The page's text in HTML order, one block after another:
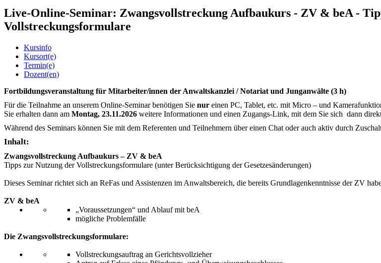
Live-Online-Seminar: Zwangsvollstreckung Aufbaukurs - ZV & beA -
Vollstreckungsformulare
Kursinfo
Kursort(e)
Termin(e)
Dozent(en)
Fortbildungsveranstaltung für Mitarbeiter/innen der Anwaltskanzlei / Notariat und Junganwälte (3 h)
Für die Teilnahme an unserem Online-Seminar benötigen Sie nur einen PC, Tablet, etc. mit Micro – und
Sie erhalten dann am Montag, 23.11.2026 weitere Informationen und einen Zugangs-Link, mit dem Sie sich dann
Während des Seminars können Sie mit dem Referenten und Teilnehmern über einen Chat oder auch aktiv durch
Inhalt:
Zwangsvollstreckung Aufbaukurs – ZV & beA
Tipps zur Nutzung der Vollstreckungsformulare (unter Berücksichtigung der Gesetzesänderungen)
Dieses Seminar richtet sich an ReFas und Assistenzen im Anwaltsbereich, die bereits Grundlagenkenntnisse der ZV
ZV & beA
„Voraussetzungen“ und Ablauf mit beA
mögliche Problemfälle
Die Zwangsvollstreckungsformulare:
Vollstreckungsauftrag an Gerichtsvollzieher